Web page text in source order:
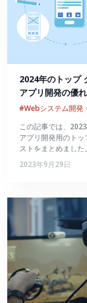
2024年のトップ
アプリ開発の優
#Webシステム開発
この記事では、
アプリ開発用のト
ストをまとめました。
2023年9月29日